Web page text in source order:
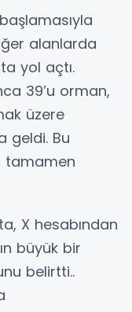
alanlarda
yol açtı.
39’u orman,
üzere
geldi. Bu
tamamen
X hesabından
büyük bir
belirtti..